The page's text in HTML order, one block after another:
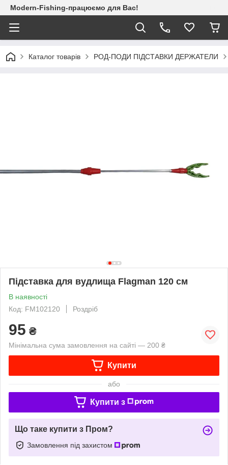
Modern-Fishing-працюємо для Вас!
Каталог товарів РОД-ПОДИ ПІДСТАВКИ ДЕРЖАТЕЛИ
Підставка для вудлища Flagman 120 см
В наявності
Код: FM102120
Роздріб
95 ₴
Мінімальна сума замовлення на сайті — 200 ₴
Купити
або
Купити з
Що таке купити з Пром?
Замовлення під захистом